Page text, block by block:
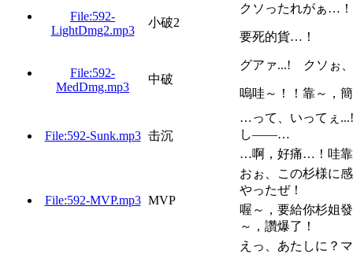
File:592-
LightDmg2.mp3
小破2
クソったれがぁ…！
要死的貨…！
File:592-
MedDmg.mp3
中破
グアァ...! クソぉ
嗚哇～！！靠～，
File:592-Sunk.mp3 击沉
…って、いってぇ
し——…
…啊，好痛…！哇
File:592-MVP.mp3 MVP
おぉ、この杉様に
やったぜ！
喔～，要給你杉姐
～，讚爆了！
えっ、あたしに？